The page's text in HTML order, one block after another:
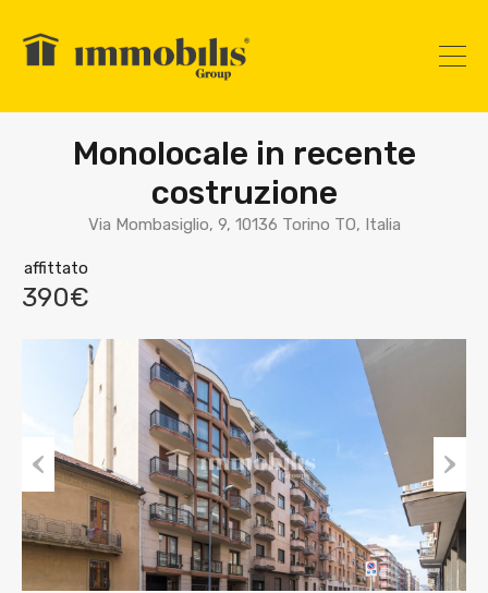
Monolocale in recente
costruzione
Via Mombasiglio, 9, 10136 Torino TO, Italia
affittato
390€
ious
Nex
t